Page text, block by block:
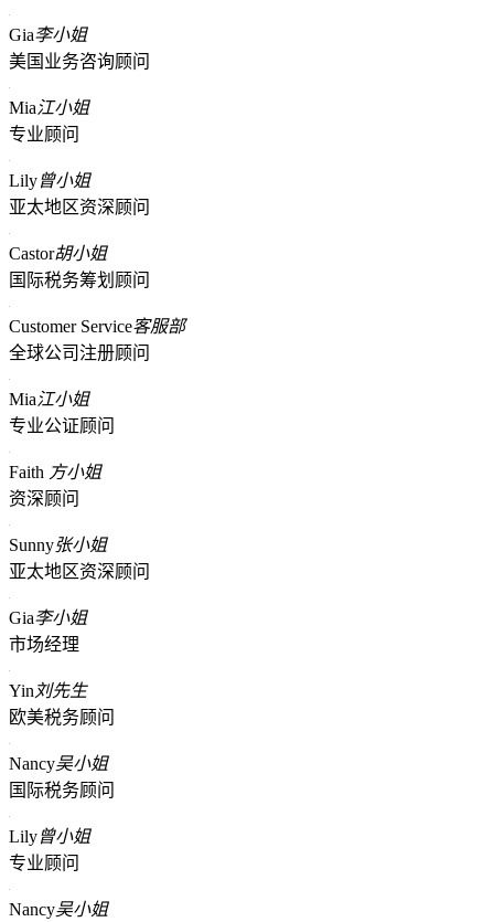
Gia李小姐
美国业务咨询顾问
Mia江小姐
专业顾问
Lily曾小姐
亚太地区资深顾问
Castor胡小姐
国际税务筹划顾问
Customer Service客服部
全球公司注册顾问
Mia江小姐
专业公证顾问
Faith 方小姐
资深顾问
Sunny张小姐
亚太地区资深顾问
Gia李小姐
市场经理
Yin 刘先生
欧美税务顾问
Nancy吴小姐
国际税务顾问
Lily曾小姐
专业顾问
Nancy吴小姐